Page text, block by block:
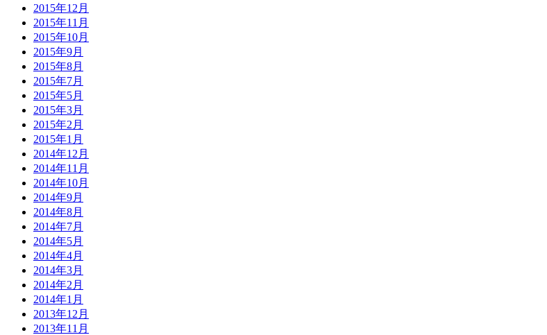
2015年12月
2015年11月
2015年10月
2015年9月
2015年8月
2015年7月
2015年5月
2015年3月
2015年2月
2015年1月
2014年12月
2014年11月
2014年10月
2014年9月
2014年8月
2014年7月
2014年5月
2014年4月
2014年3月
2014年2月
2014年1月
2013年12月
2013年11月